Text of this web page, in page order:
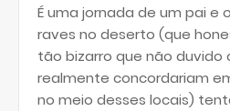
É uma jornada de um pai e
raves no deserto (que
tão bizarro que não duvido
realmente concordariam
no meio desses locais)